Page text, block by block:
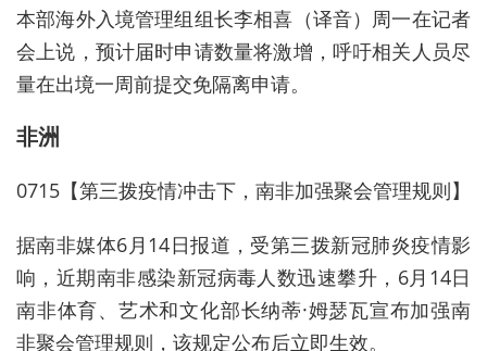
本部海外入境管理组组长李相喜（译音）周一在记者
会上说，预计届时申请数量将激增，呼吁相关人员尽
量在出境一周前提交免隔离申请。
非洲
0715【第三拨疫情冲击下，南非加强聚会管理规则】
据南非媒体6月14日报道，受第三拨新冠肺炎疫情影
响，近期南非感染新冠病毒人数迅速攀升，6月14日
南非体育、艺术和文化部长纳蒂·姆瑟瓦宣布加强南
非聚会管理规则，该规定公布后立即生效。